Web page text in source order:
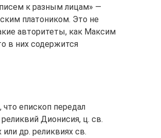
писем к разным лицам» —
платоником. Это не
авторитеты, как Максим
в них содержится
что епископ передал
Дионисия, ц. св.
др. реликвиях св.